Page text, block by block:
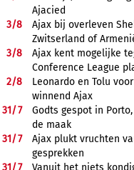
Ajacied
3/8
Ajax bij overleven
Zwitserland of
3/8
Ajax kent mogelijke
Conference League
2/8
Leonardo en Tolu
winnend Ajax
31/7
Godts gespot in
de maak
31/7
Ajax plukt vruchten
gesprekken
31/7
Vanuit het niets